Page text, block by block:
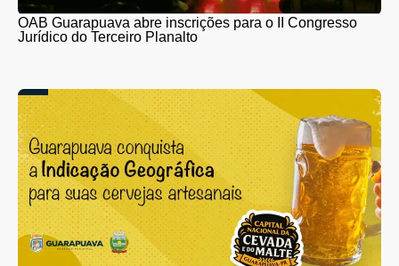
OAB Guarapuava abre inscrições para o II Congresso
Jurídico do Terceiro Planalto